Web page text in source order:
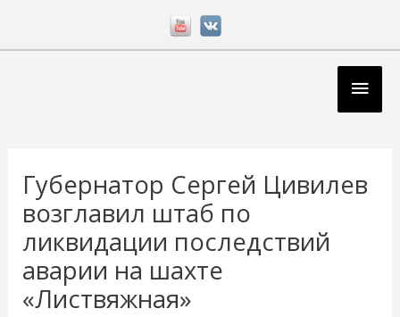
Губернатор Сергей Цивилев
возглавил штаб по
ликвидации последствий
аварии на шахте
«Листвяжная»
записям